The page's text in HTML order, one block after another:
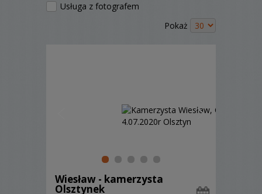
Usługa z fotografem
Pokaż
Wiesław - kamerzysta
Olsztynek